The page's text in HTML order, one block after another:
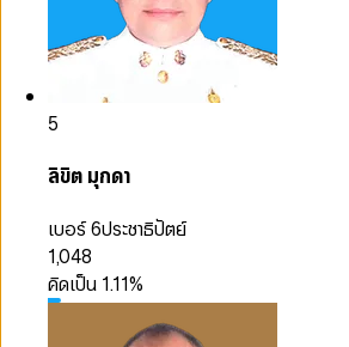
5
ลิขิต มุกดา
เบอร์ 6ประชาธิปัตย์
1,048
คิดเป็น 1.11%